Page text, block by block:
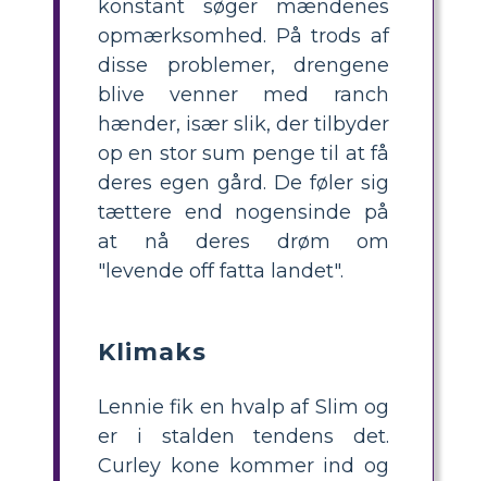
konstant søger mændenes
opmærksomhed. På trods af
disse problemer, drengene
blive venner med ranch
hænder, især slik, der tilbyder
op en stor sum penge til at få
deres egen gård. De føler sig
tættere end nogensinde på
at nå deres drøm om
"levende off fatta landet".
Klimaks
Lennie fik en hvalp af Slim og
er i stalden tendens det.
Curley kone kommer ind og